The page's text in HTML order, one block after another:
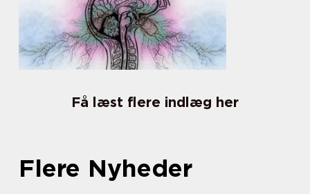
Få læst flere indlæg her
Flere Nyheder